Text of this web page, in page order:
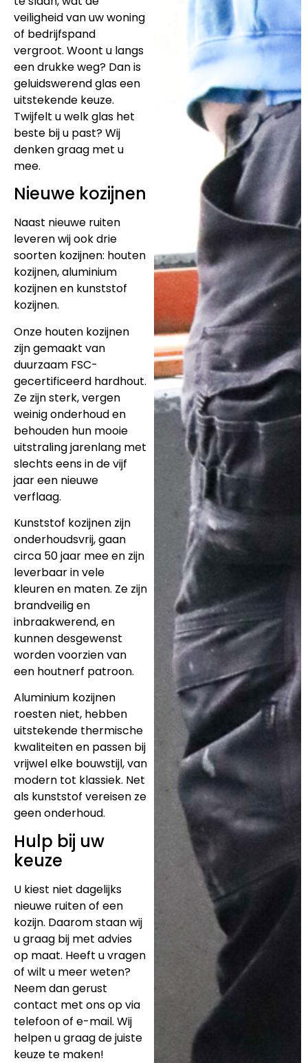
veiligheid van uw woning
of bedrijfspand
vergroot. Woont u langs
een drukke weg? Dan is
geluidswerend glas een
uitstekende keuze.
Twijfelt u welk glas het
beste bij u past? Wij
denken graag met u
mee.
Nieuwe kozijnen
Naast nieuwe ruiten
leveren wij ook drie
soorten kozijnen: houten
kozijnen, aluminium
kozijnen en kunststof
kozijnen.
Onze houten kozijnen
zijn gemaakt van
duurzaam FSC-
gecertificeerd hardhout.
Ze zijn sterk, vergen
weinig onderhoud en
behouden hun mooie
uitstraling jarenlang met
slechts eens in de vijf
jaar een nieuwe
verflaag.
Kunststof kozijnen zijn
onderhoudsvrij, gaan
circa 50 jaar mee en zijn
leverbaar in vele
kleuren en maten. Ze zijn
brandveilig en
inbraakwerend, en
kunnen desgewenst
worden voorzien van
een houtnerf patroon.
Aluminium kozijnen
roesten niet, hebben
uitstekende thermische
kwaliteiten en passen bij
vrijwel elke bouwstijl, van
modern tot klassiek. Net
als kunststof vereisen ze
geen onderhoud.
Hulp bij uw
keuze
U kiest niet dagelijks
nieuwe ruiten of een
kozijn. Daarom staan wij
u graag bij met advies
op maat. Heeft u vragen
of wilt u meer weten?
Neem dan gerust
contact met ons op via
telefoon of e-mail. Wij
helpen u graag de juiste
keuze te maken!